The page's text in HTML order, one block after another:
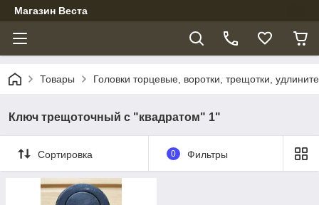
Магазин Веста
Товары Головки торцевые, воротки, трещотки,
Ключ трещоточный с "квадратом" 1"
Сортировка 0 Фильтры